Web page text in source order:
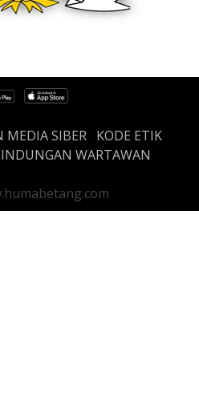
MEDIA SIBER
KODE ETIK
WARTAWAN